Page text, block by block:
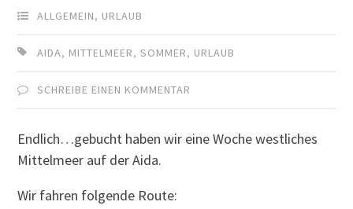
ALLGEMEIN, URLAUB
AIDA, MITTELMEER,SOMMER, URLAUB
SCHREIBE EINEN KOMMENTAR
Endlich…gebucht haben wir eine Woche westliches
Mittelmeer auf der Aida.
Wir fahren folgende Route: